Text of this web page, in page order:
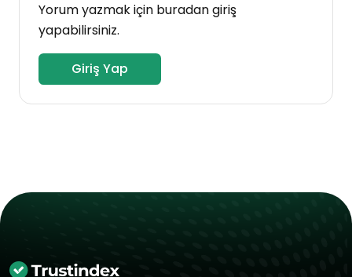
Yorum yazmak için buradan giriş
yapabilirsiniz.
Giriş Yap